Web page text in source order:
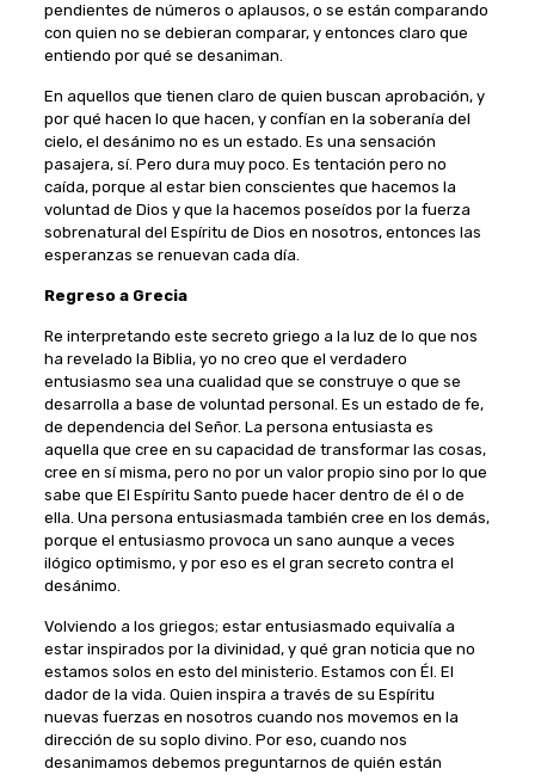
pendientes de números o aplausos, o se están comparando
con quien no se debieran comparar, y entonces claro que
entiendo por qué se desaniman.
En aquellos que tienen claro de quien buscan aprobación, y
por qué hacen lo que hacen, y confían en la soberanía del
cielo, el desánimo no es un estado. Es una sensación
pasajera, sí. Pero dura muy poco. Es tentación pero no
caída, porque al estar bien conscientes que hacemos la
voluntad de Dios y que la hacemos poseídos por la fuerza
sobrenatural del Espíritu de Dios en nosotros, entonces las
esperanzas se renuevan cada día.
Regreso a Grecia
Re interpretando este secreto griego a la luz de lo que nos
ha revelado la Biblia, yo no creo que el verdadero
entusiasmo sea una cualidad que se construye o que se
desarrolla a base de voluntad personal. Es un estado de fe,
de dependencia del Señor. La persona entusiasta es
aquella que cree en su capacidad de transformar las cosas,
cree en sí misma, pero no por un valor propio sino por lo que
sabe que El Espíritu Santo puede hacer dentro de él o de
ella. Una persona entusiasmada también cree en los demás,
porque el entusiasmo provoca un sano aunque a veces
ilógico optimismo, y por eso es el gran secreto contra el
desánimo.
Volviendo a los griegos; estar entusiasmado equivalía a
estar inspirados por la divinidad, y qué gran noticia que no
estamos solos en esto del ministerio. Estamos con Él. El
dador de la vida. Quien inspira a través de su Espíritu
nuevas fuerzas en nosotros cuando nos movemos en la
dirección de su soplo divino. Por eso, cuando nos
desanimamos debemos preguntarnos de quién están